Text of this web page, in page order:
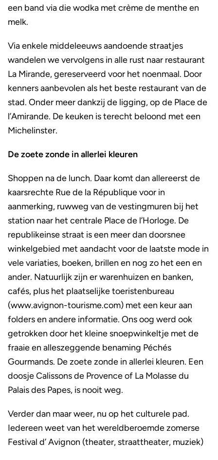
een band via die wodka met crème de menthe en
melk.
Via enkele middeleeuws aandoende straatjes
wandelen we vervolgens in alle rust naar restaurant
La Mirande, gereserveerd voor het noenmaal. Door
kenners aanbevolen als het beste restaurant van de
stad. Onder meer dankzij de ligging, op de Place de
l’Amirande. De keuken is terecht beloond met een
Michelinster.
De zoete zonde in allerlei kleuren
Shoppen na de lunch. Daar komt dan allereerst de
kaarsrechte Rue de la République voor in
aanmerking, ruwweg van de vestingmuren bij het
station naar het centrale Place de l’Horloge. De
republikeinse straat is een meer dan doorsnee
winkelgebied met aandacht voor de laatste mode in
vele variaties, boeken, brillen en nog zo het een en
ander. Natuurlijk zijn er warenhuizen en banken,
cafés, plus het plaatselijke toeristenbureau
(www.avignon-tourisme.com) met een keur aan
folders en andere informatie. Ons oog werd ook
getrokken door het kleine snoepwinkeltje met de
fraaie en alleszeggende benaming Péchés
Gourmands. De zoete zonde in allerlei kleuren. Een
doosje Calissons de Provence of La Molasse du
Palais des Papes, is nooit weg.
Verder dan maar weer, nu op het culturele pad.
Iedereen weet van het wereldberoemde zomerse
Festival d’ Avignon (theater, straattheater, muziek)